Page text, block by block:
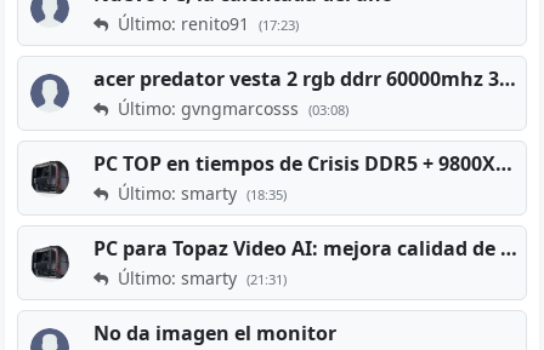
Último: renito91 (17:23)
acer predator vesta 2 rgb ddrr 60000mhz 32gb x2 16gb
Último: gvngmarcosss (03:08)
PC TOP en tiempos de Crisis DDR5 + 9800X3D + RTX 5080 [2026][2400€]
Último: smarty (18:35)
PC para Topaz Video AI: mejora calidad de vídeos viejos
Último: smarty (21:31)
No da imagen el monitor